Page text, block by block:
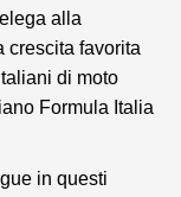
alla
crescita favorita
di moto
Formula Italia
in questi